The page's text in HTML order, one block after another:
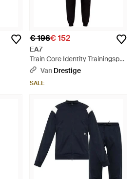
€ 196€ 152
EA7
Train Core Identity Trainingspak
Fz - Zwart
Van Drestige
SALE